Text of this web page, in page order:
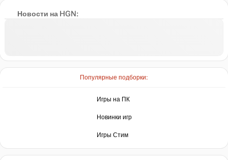
Новости на HGN:
Популярные подборки:
Игры на ПК
Новинки игр
Игры Стим